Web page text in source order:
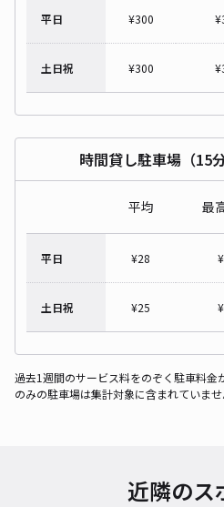
平日 ¥300 ¥
土日祝 ¥300 ¥
時間貸し駐車場（15
平均 最
平日 ¥28 ¥
土日祝 ¥25 ¥
過去1週間のサービス料をのぞく駐車料金
のみの駐車場は集計対象に含まれていませ
近隣のス